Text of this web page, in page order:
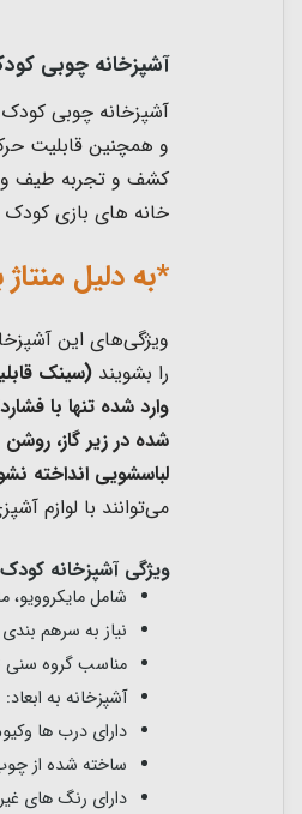
آشپزخانه چوبی
آشپزخانه چوبی
و همچنین قابلیت
خانه های بازی
*به دلیل
ویژگی‌های این
را بشویند (سینک
وارد شده تنها با
شده در زیر گاز،
لباسشویی انداخته
می‌توانند با لوازم
ویژگی آشپزخانه کودک
شامل
نیاز به سرهم بندی
مناسب گروه سنی 3 سال به بالا
آشپزخانه به ابعاد: طول 84 عمق 43 ارتفاع
دارای درب ها
ساخته شده از
دارای رنگ های